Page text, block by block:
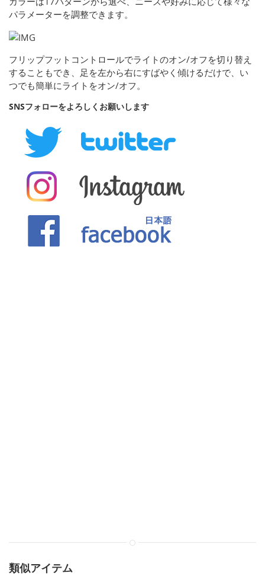
パラメーターを調整できます。
フリップフットコントロールでライトのオン/オフを切り替え
することもでき、足を左から右にすばやく傾けるだけで、い
つでも簡単にライトをオン/オフ。
SNSフォローをよろしくお願いします
類似アイテム